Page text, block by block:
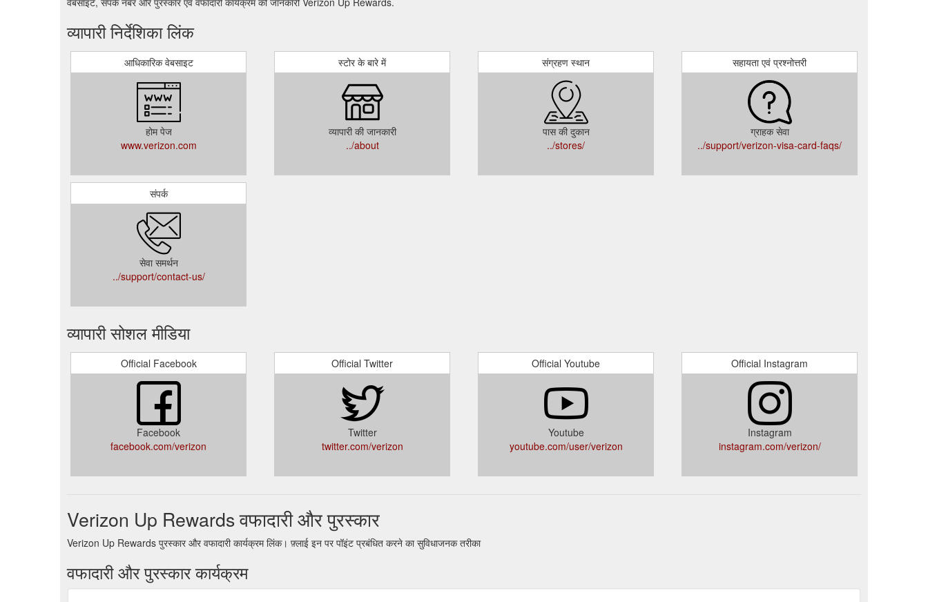
व्यापारी निर्देशिका लिंक
आधिकारिक वेबसाइट
होम पेज
www.verizon.com
स्टोर के बारे में
व्यापारी की जानकारी
../about
संग्रहण स्थान
पास की दुकान
../stores/
सहायता एवं प्रश्नोत्तरी
ग्राहक सेवा
../support/verizon-visa-card-faqs/
संपर्क
सेवा समर्थन
../support/contact-us/
व्यापारी सोशल मीडिया
Official Facebook
Facebook
facebook.com/verizon
Official Twitter
Twitter
twitter.com/verizon
Official Youtube
Youtube
youtube.com/user/verizon
Official Instagram
Instagram
instagram.com/verizon/
Verizon Up Rewards वफादारी और पुरस्कार
Verizon Up Rewards पुरस्कार और वफादारी कार्यक्रम लिंक। फ़्लाई इन पर पॉइंट प्रबंधित करने का सुविधाजनक तरीका
वफादारी और पुरस्कार कार्यक्रम